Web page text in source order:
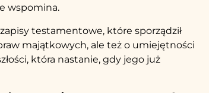
wspomina.
testamentowe, które sporządził
majątkowych, ale też o umiejętności
która nastanie, gdy jego już